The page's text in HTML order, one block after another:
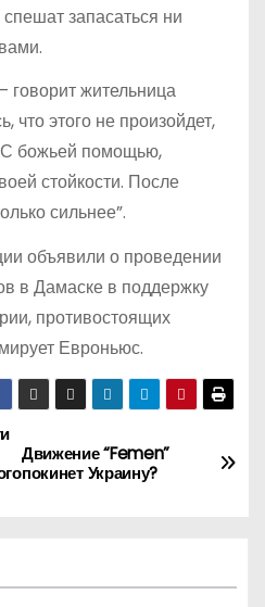
запасаться ни
говорит жительница
что этого не произойдет,
божьей помощью,
стойкости. После
сильнее”.
объявили о проведении
в Дамаске в поддержку
противостоящих
Евроньюс.
Движение “Femen”
покинет Украину?